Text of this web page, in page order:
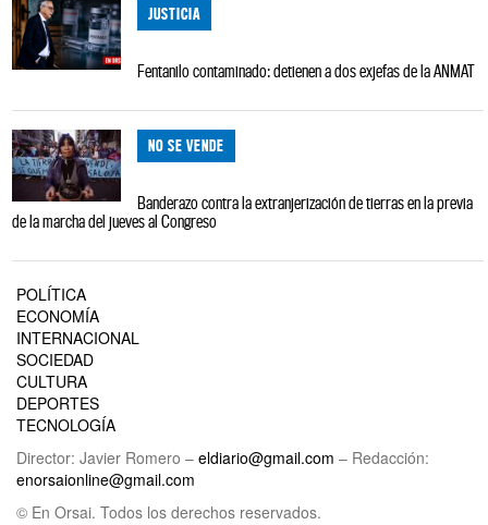
JUSTICIA
Fentanilo contaminado: detienen a dos exjefas de la ANMAT
NO SE VENDE
Banderazo contra la extranjerización de tierras en la previa
de la marcha del jueves al Congreso
POLÍTICA
ECONOMÍA
INTERNACIONAL
SOCIEDAD
CULTURA
DEPORTES
TECNOLOGÍA
Director: Javier Romero – eldiario@gmail.com – Redacción:
enorsaionline@gmail.com
© En Orsai. Todos los derechos reservados.